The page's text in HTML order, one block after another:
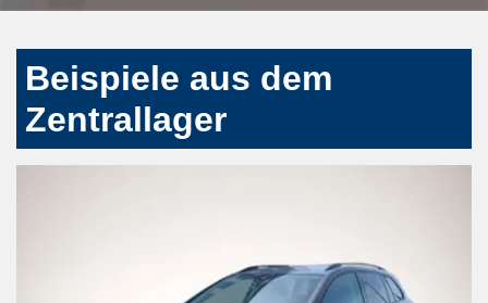
Beispiele aus dem
Zentrallager